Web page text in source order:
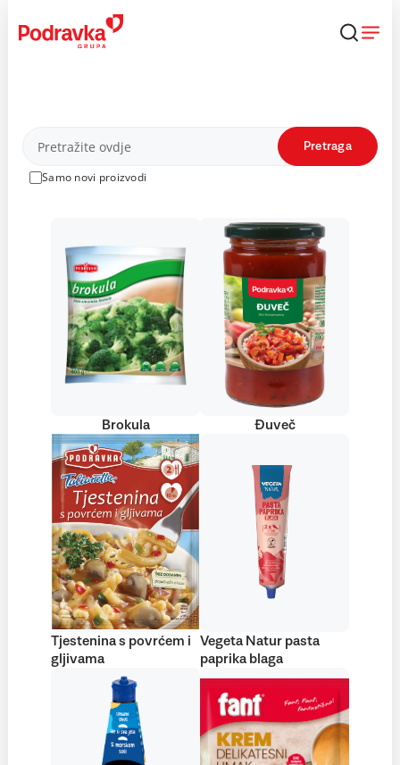
content
Proizvodi
Samo novi proizvodi
Pretraga
Brokula Đuveč
Tjestenina s povrćem i
gljivama
Vegeta Natur pasta
paprika blaga